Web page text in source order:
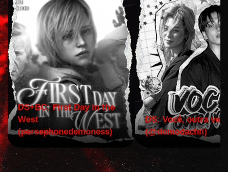
DS+BC: First Day in the
West
(persephonedemoness)
DS: Você, outra vez!
(@domodachii)